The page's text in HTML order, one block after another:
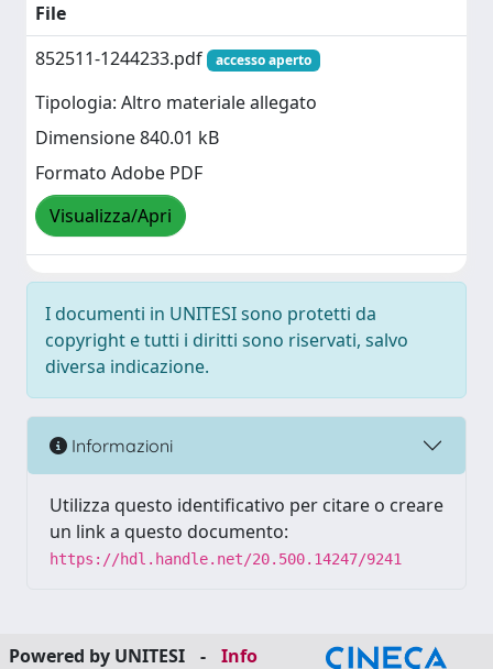
File
852511-1244233.pdf
accesso aperto
Tipologia: Altro materiale allegato
Dimensione 840.01 kB
Formato Adobe PDF
Visualizza/Apri
I documenti in UNITESI sono protetti da
copyright e tutti i diritti sono riservati, salvo
diversa indicazione.
Informazioni
Utilizza questo identificativo per citare o creare
un link a questo documento:
https://hdl.handle.net/20.500.14247/9241
Powered by UNITESI - Info